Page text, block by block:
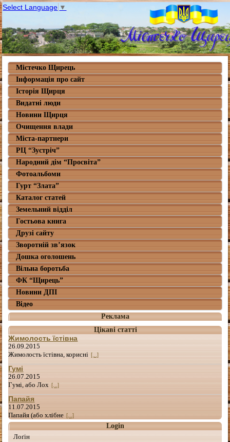
Select Language ▼
Містечко Щирець
Інформація про сайт
Історія Щирця
Видатні люди
Новини Щирця
Очищення влади
Міста-партнери
РЦ “Зустріч”
Народний дім “Просвіта”
Фотоальбоми
Гурт “Злата”
Каталог статей
Земельний відділ
Гостьова книга
Друзі сайту
Зворотній зв’язок
Дошка оголошень
Вільна боротьба
ФК “Щирець”
Новини ДПІ
Відео
Реклама
Цікаві статті
Жимолость їстівна
26.09.2015
Жимолость їстівна, корисні [...]
Гумі
26.07.2015
Гумі, або Лох [...]
Папайя
11.07.2015
Папайя (або хлібне [...]
Login
Лоґін